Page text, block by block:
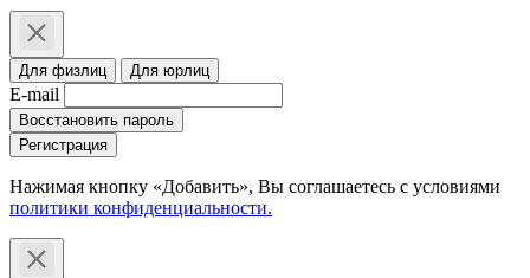
Для физлиц Для юрлиц
E-mail
Восстановить пароль
Регистрация
Нажимая кнопку «Добавить», Вы соглашаетесь c условиями
политики конфиденциальности.